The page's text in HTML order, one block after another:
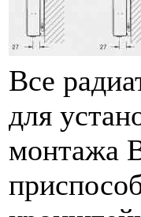
Все
для
монтажа